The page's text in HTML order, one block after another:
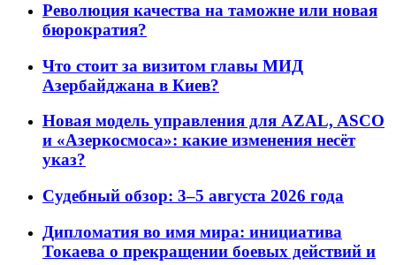
Революция качества на таможне или новая
бюрократия?
Что стоит за визитом главы МИД
Азербайджана в Киев?
Новая модель управления для AZAL, ASCO
и «Азеркосмоса»: какие изменения несёт
указ?
Судебный обзор: 3–5 августа 2026 года
Дипломатия во имя мира: инициатива
Токаева о прекращении боевых действий и